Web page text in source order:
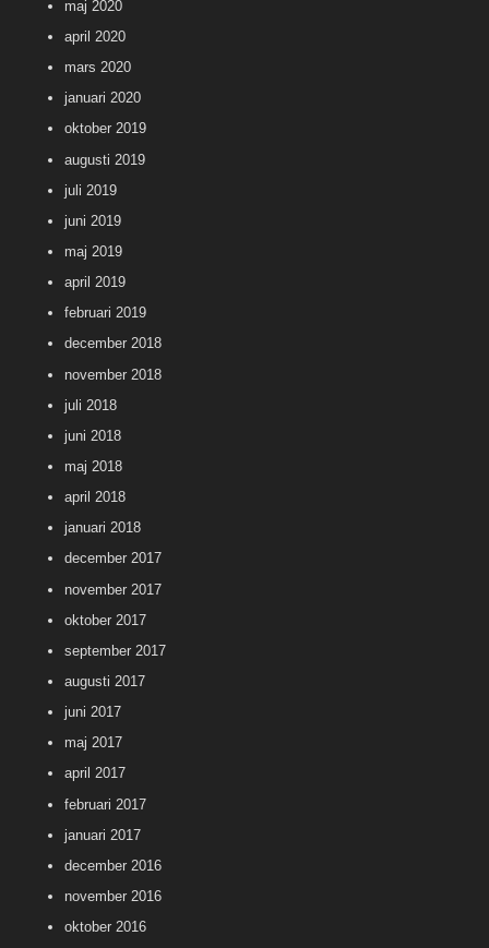
maj 2020
april 2020
mars 2020
januari 2020
oktober 2019
augusti 2019
juli 2019
juni 2019
maj 2019
april 2019
februari 2019
december 2018
november 2018
juli 2018
juni 2018
maj 2018
april 2018
januari 2018
december 2017
november 2017
oktober 2017
september 2017
augusti 2017
juni 2017
maj 2017
april 2017
februari 2017
januari 2017
december 2016
november 2016
oktober 2016